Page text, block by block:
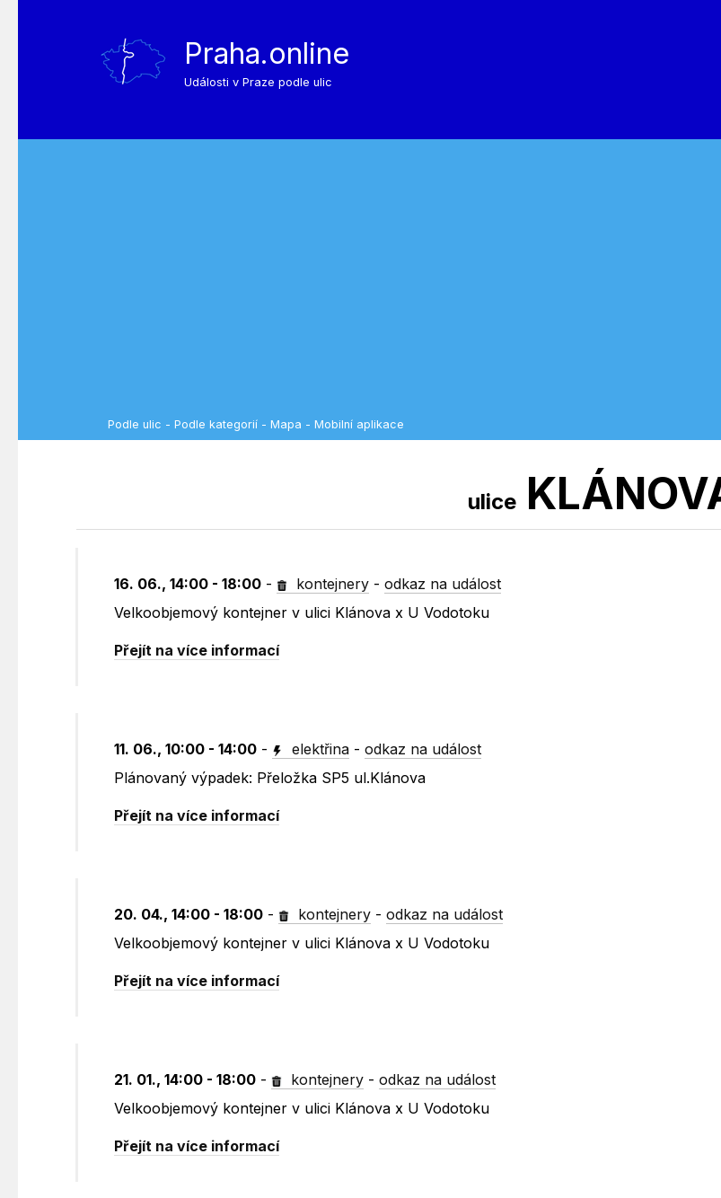
Praha.online
Události v Praze podle ulic
Podle ulic - Podle kategorií - Mapa - Mobilní aplikace
ulice
16. 06., 14:00 - 18:00 - kontejnery -odkaz na událost
Velkoobjemový kontejner v ulici Klánova x U Vodotoku
Přejít na více informací
11. 06., 10:00 - 14:00 - elektřina -odkaz na událost
Plánovaný výpadek: Přeložka SP5 ul.Klánova
Přejít na více informací
20. 04., 14:00 - 18:00 - kontejnery -odkaz na událost
Velkoobjemový kontejner v ulici Klánova x U Vodotoku
Přejít na více informací
21. 01., 14:00 - 18:00 - kontejnery -odkaz na událost
Velkoobjemový kontejner v ulici Klánova x U Vodotoku
Přejít na více informací